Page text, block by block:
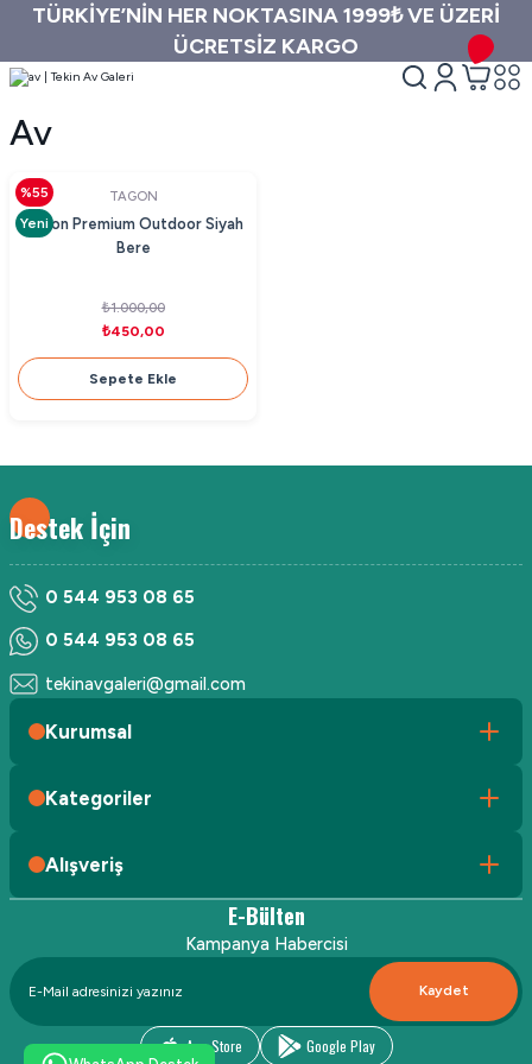
TÜRKİYE’NİN HER NOKTASINA 1999₺ VE ÜZERİ
ÜCRETSİZ KARGO
Av
%55
Yeni
TAGON
Tagon Premium Outdoor Siyah
Bere
₺1.000,00
₺450,00
Sepete Ekle
Destek İçin
0 544 953 08 65
0 544 953 08 65
tekinavgaleri@gmail.com
Kurumsal
Kategoriler
Alışveriş
E-Bülten
Kampanya Habercisi
Kaydet
App Store Google Play